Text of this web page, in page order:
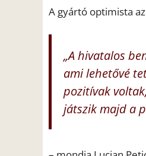
A gyártó optimista
„A hivatalos
ami lehetővé
pozitívak
játszik majd a